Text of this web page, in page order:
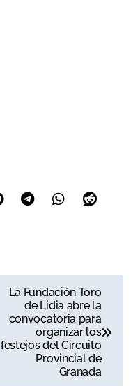
La Fundación Toro
de Lidia abre la
convocatoria para
organizar los
festejos del Circuito
Provincial de
Granada